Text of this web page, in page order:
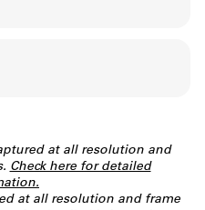
4, Xbox One X
Xbox Series S, Mobile
120240
input
at all resolution and
Check here for detailed
at all resolution and frame
NEXT
À